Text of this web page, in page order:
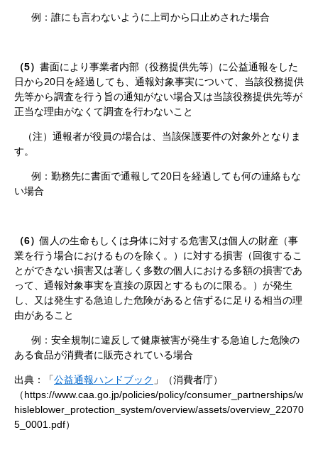
例：誰にも言わないように上司から口止めされた場合
（5） 書面により事業者内部（役務提供先等）に公益通報をした
日から20日を経過しても、通報対象事実について、当該役務提供
先等から調査を行う旨の通知がない場合又は当該役務提供先等が
正当な理由がなくて調査を行わないこと
（注）通報者が役員の場合は、当該保護要件の対象外となりま
す。
例：勤務先に書面で通報して20日を経過しても何の連絡もな
い場合
（6）個人の生命もしくは身体に対する危害又は個人の財産（事
業を行う場合におけるものを除く。）に対する損害（回復するこ
とができない損害又は著しく多数の個人における多額の損害であ
って、通報対象事実を直接の原因とするものに限る。）が発生
し、又は発生する急迫した危険があると信ずるに足りる相当の理
由があること
例：安全規制に違反して健康被害が発生する急迫した危険の
ある食品が消費者に販売されている場合
出典：「公益通報ハンドブック 」（消費者庁）
（https://www.caa.go.jp/policies/policy/consumer_partnerships/w
hisleblower_protection_system/overview/assets/overview_22070
5_0001.pdf）